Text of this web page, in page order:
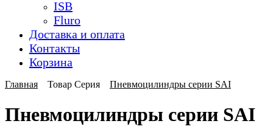
ISB
Fluro
Доставка и оплата
Контакты
Корзина
Главная Товар Серия Пневмоцилиндры серии SAI
Пневмоцилиндры серии SAI